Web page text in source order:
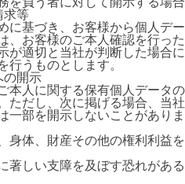
求等
に基づき、お客様から個人デー
、お客様のご本人確認を行った
が適切と当社が判断した場合に
行うものとします。
開示
本人に関する保有個人データの
ただし、次に掲げる場合、当社
一部を開示しないことがありま
体、財産その他の権利利益を
しい支障を及ぼす恐れがある